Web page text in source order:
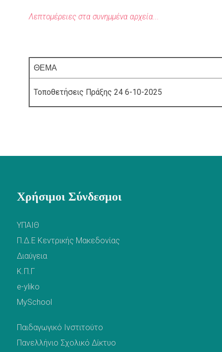
Λεπτομέρειες στα συνημμένα αρχεία...
ΘΕΜΑ
Τοποθετήσεις Πράξης 24 6-10-2025
Χρήσιμοι Σύνδεσμοι
ΥΠΑΙΘ
Π.Δ.Ε Κεντρικής Μακεδονίας
Διαύγεια
Κ.Π.Γ
e-yliko
MySchool
Παιδαγωγικό Ινστιτούτο
Πανελλήνιο Σχολικό Δίκτυο